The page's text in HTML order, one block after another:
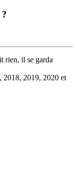
rien, il se garda
2018, 2019, 2020 et